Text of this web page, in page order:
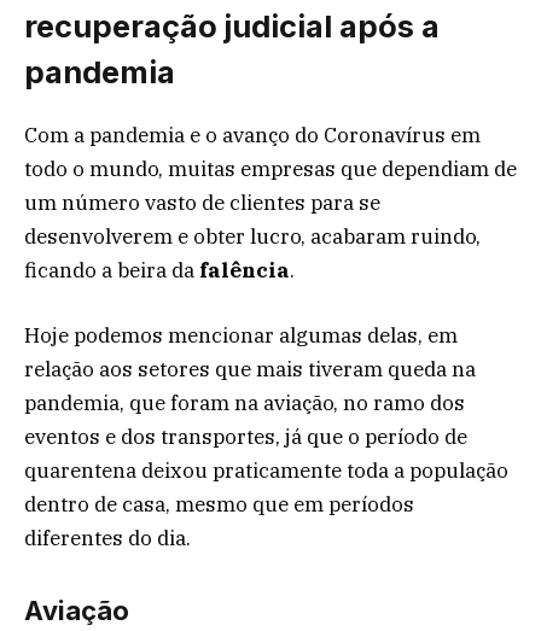
recuperação judicial após a
pandemia
Com a pandemia e o avanço do Coronavírus em
todo o mundo, muitas empresas que dependiam de
um número vasto de clientes para se
desenvolverem e obter lucro, acabaram ruindo,
ficando a beira da falência.
Hoje podemos mencionar algumas delas, em
relação aos setores que mais tiveram queda na
pandemia, que foram na aviação, no ramo dos
eventos e dos transportes, já que o período de
quarentena deixou praticamente toda a população
dentro de casa, mesmo que em períodos
diferentes do dia.
Aviação